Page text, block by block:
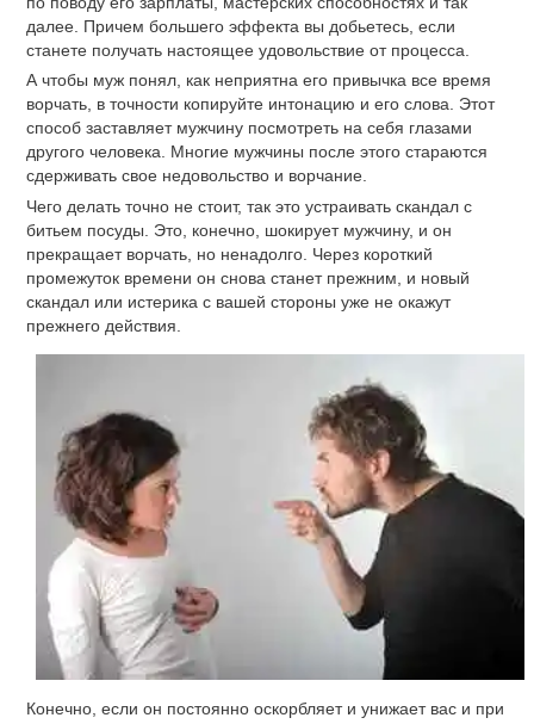
далее. Причем большего эффекта вы добьетесь, если
станете получать настоящее удовольствие от процесса.
А чтобы муж понял, как неприятна его привычка все время
ворчать, в точности копируйте интонацию и его слова. Этот
способ заставляет мужчину посмотреть на себя глазами
другого человека. Многие мужчины после этого стараются
сдерживать свое недовольство и ворчание.
Чего делать точно не стоит, так это устраивать скандал с
битьем посуды. Это, конечно, шокирует мужчину, и он
прекращает ворчать, но ненадолго. Через короткий
промежуток времени он снова станет прежним, и новый
скандал или истерика с вашей стороны уже не окажут
прежнего действия.
Конечно, если он постоянно оскорбляет и унижает вас и при